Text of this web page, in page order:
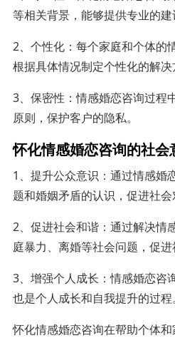
等相关背景，能够提供专业的建
2、个性化：每个家庭和个体的
根据具体情况制定个性化的解决
3、保密性：情感婚恋咨询过程
原则，保护客户的隐私。
怀化情感婚恋咨询的社会
1、提升公众意识：通过情感婚
题和婚姻矛盾的认识，促进社会
2、促进社会和谐：通过解决情
庭暴力、离婚等社会问题，促进
3、增强个人成长：情感婚恋咨
也是个人成长和自我提升的过程。
怀化情感婚恋咨询在帮助个体